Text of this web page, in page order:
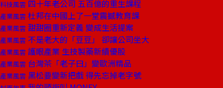
科技風雲 四十年老公司 五百億的重生課程
產業風雲 杜邦在中國上了一堂震撼教育課
產業風雲 甜甜圈重新定義 變成生活提案
產業風雲 不是老大的「豆豆」 卻讓公司坐大
產業風雲 護眼產業 生技製藥新績優股
產業風雲 台灣茶「老子曰」變歐洲精品
產業風雲 黑松要變新把戲 得先忘掉老字號